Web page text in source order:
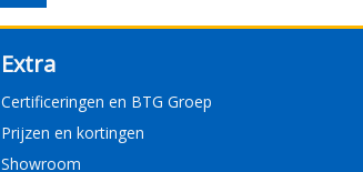
Extra
Certificeringen en BTG Groep
Prijzen en kortingen
Showroom